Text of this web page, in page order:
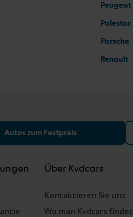
Peugeot
Polestar
Porsche
Renault
Autos zum Festpreis
Über Kvdcars
Kontaktieren Sie uns
Wo man Kvdcars findet